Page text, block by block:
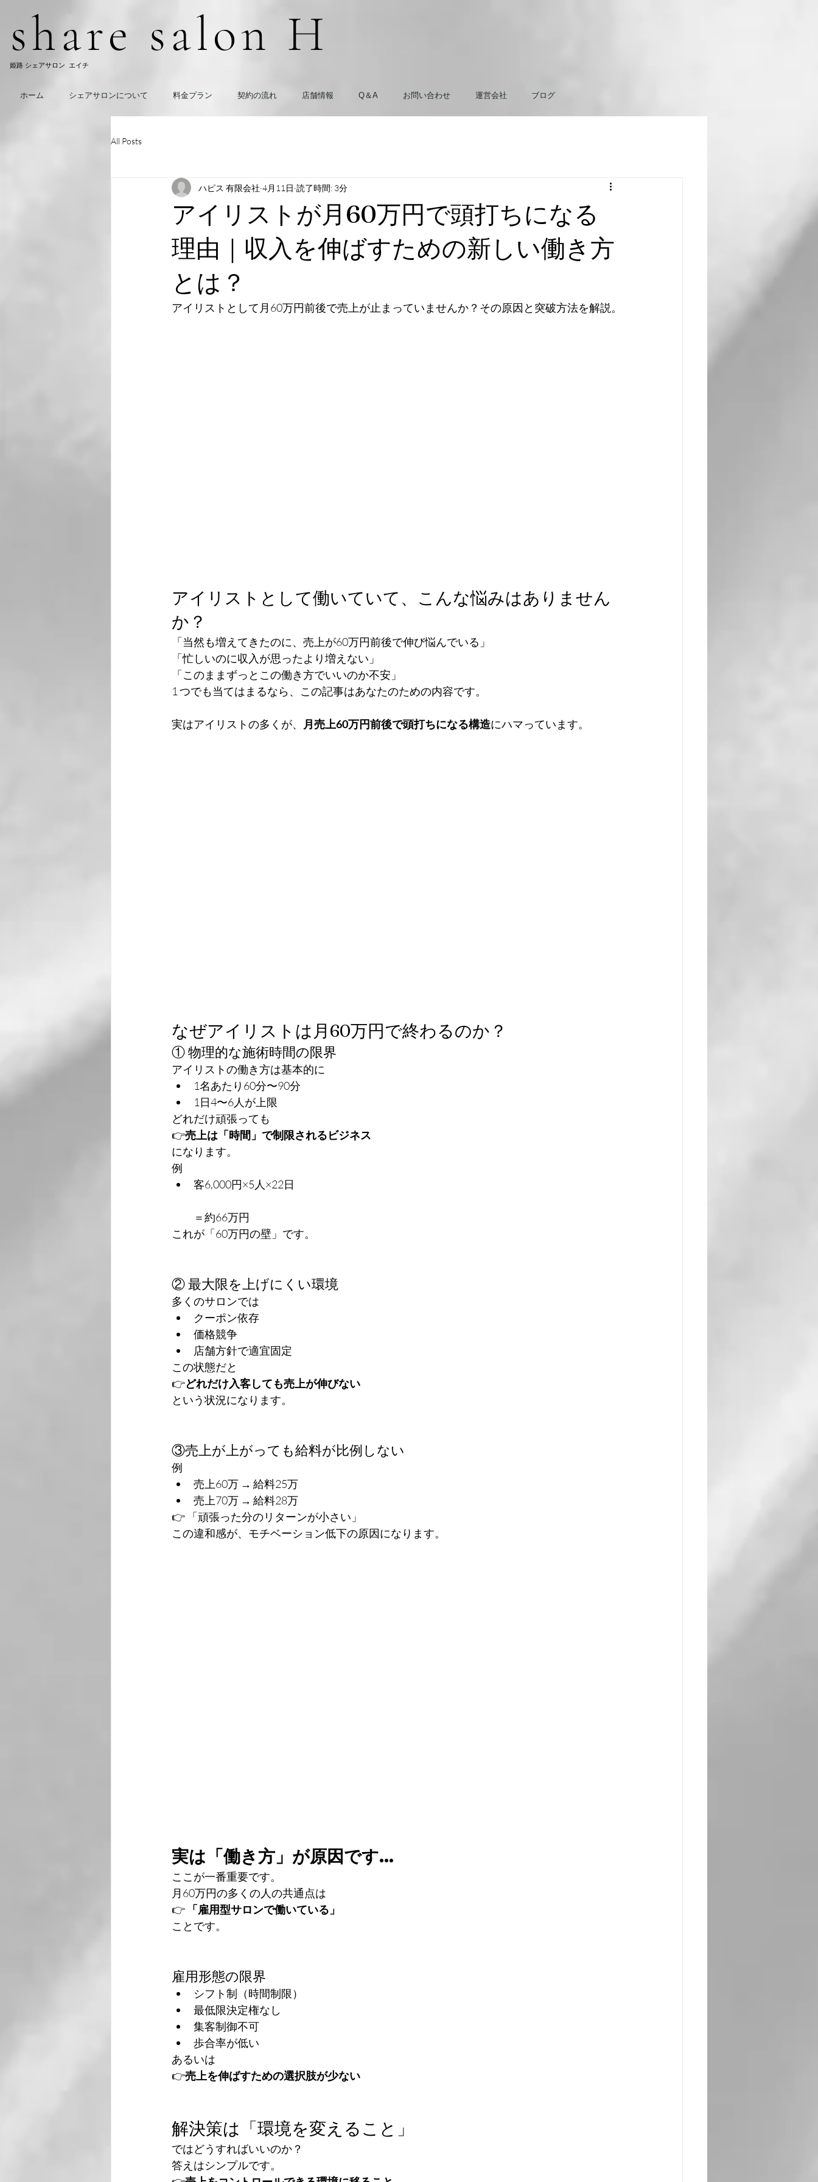
​share salon H
​姫路 シェアサロン エイチ
ホーム シェアサロンについて 料金プラン 契約の流れ 店舗情報 Q＆A お問い合わせ 運営会社 ブログ
All Posts
アイリストが月60万円で頭打ちになる
理由｜収入を伸ばすための新しい働き方
とは？
ハピス 有限会社 4月11日 読了時間: 3分
アイリストとして月60万円前後で売上が止まっていませんか？その原因と突破方法を解説。
アイリストとして働いていて、こんな悩みはありません
か？
「当然も増えてきたのに、売上が60万円前後で伸び悩んでいる」
「忙しいのに収入が思ったより増えない」
「このままずっとこの働き方でいいのか不安」
1 つでも当てはまるなら、この記事はあなたのための内容です。
実はアイリストの多くが、 月売上60万円前後で頭打ちになる構造にハマっています。
なぜアイリストは月60万円で終わるのか？
① 物理的な施術時間の限界
アイリストの働き方は基本的に
1名あたり60分〜90分
1日4〜6人が上限
どれだけ頑張っても
👉売上は「時間」で制限されるビジネス
になります。
例
客6,000円×5人×22日
＝約66万円
これが「60万円の壁」です。
② 最大限を上げにくい環境
多くのサロンでは
クーポン依存
価格競争
店舗方針で適宜固定
この状態だと
👉どれだけ入客しても売上が伸びない
という状況になります。
③売上が上がっても給料が比例しない
例
売上60万 → 給料25万
売上70万 → 給料28万
👉 「頑張った分のリターンが小さい」
この違和感が、モチベーション低下の原因になります。
実は「働き方」が原因です...
ここが一番重要です。
月60万円の多くの人の共通点は
👉 「雇用型サロンで働いている」
ことです。
雇用形態の限界
シフト制（時間制限）
最低限決定権なし
集客制御不可
歩合率が低い
あるいは
👉売上を伸ばすための選択肢が少ない
解決策は「環境を変えること」
ではどうすればいいのか？
答えはシンプルです。